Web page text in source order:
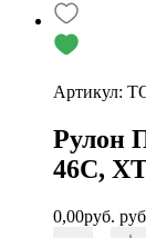
Артикул:
Рулон
46C,
0,00руб.